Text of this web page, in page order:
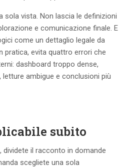
sola vista. Non lascia le definizioni
e comunicazione finale. E
come un dettaglio legale da
pratica, evita quattro errori che
dashboard troppo dense,
ambigue e conclusioni più
subito
il racconto in domande
scegliete una sola